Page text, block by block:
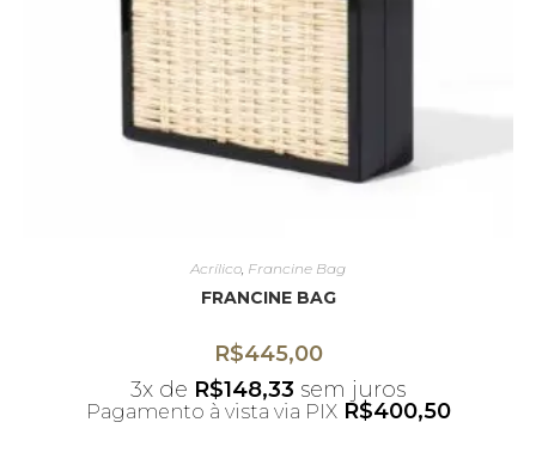
Acrílico Francine Bag
FRANCINE BAG
R$445,00
3x de R$148,33 sem juros
Pagamento à vista via PIX R$400,50